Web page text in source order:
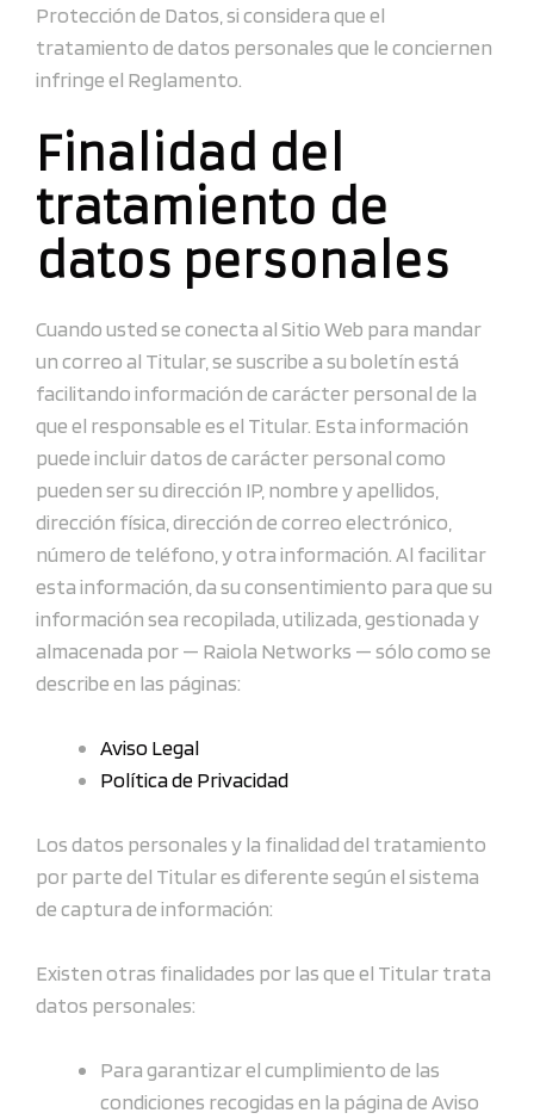
Protección de Datos, si considera que el
tratamiento de datos personales que le conciernen
infringe el Reglamento.
Finalidad del
tratamiento de
datos personales
Cuando usted se conecta al Sitio Web para mandar
un correo al Titular, se suscribe a su boletín está
facilitando información de carácter personal de la
que el responsable es el Titular. Esta información
puede incluir datos de carácter personal como
pueden ser su dirección IP, nombre y apellidos,
dirección física, dirección de correo electrónico,
número de teléfono, y otra información. Al facilitar
esta información, da su consentimiento para que su
información sea recopilada, utilizada, gestionada y
almacenada por — Raiola Networks — sólo como se
describe en las páginas:
Aviso Legal
Política de Privacidad
Los datos personales y la finalidad del tratamiento
por parte del Titular es diferente según el sistema
de captura de información:
Existen otras finalidades por las que el Titular trata
datos personales:
Para garantizar el cumplimiento de las
condiciones recogidas en la página de Aviso